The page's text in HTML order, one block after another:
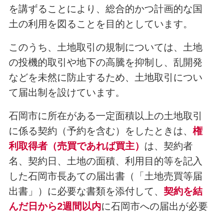
を講ずることにより、総合的かつ計画的な国
土の利用を図ることを目的としています。
このうち、土地取引の規制については、土地
の投機的取引や地下の高騰を抑制し、乱開発
などを未然に防止するため、土地取引につい
て届出制を設けています。
石岡市に所在がある一定面積以上の土地取引
に係る契約（予約を含む）をしたときは、 権
利取得者（売買であれば買主） は、契約者
名、契約日、土地の面積、利用目的等を記入
した石岡市長あての届出書（「土地売買等届
出書」）に必要な書類を添付して、 契約を結
んだ日から2週間以内に石岡市への届出が必要